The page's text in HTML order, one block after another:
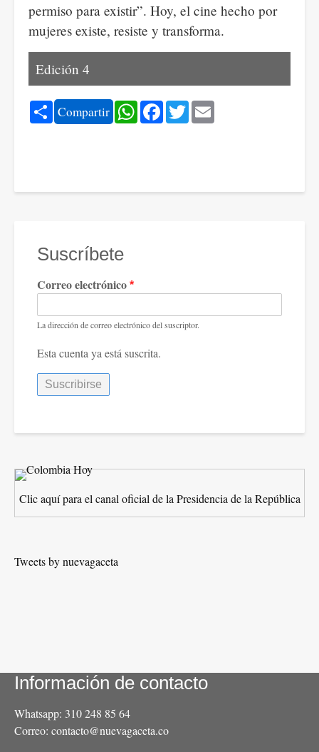
permiso para existir”. Hoy, el cine hecho por
mujeres existe, resiste y transforma.
Edición 4
Share
Compartir WhatsApp
Facebook
Twitter
Suscríbete
Correo electrónico
La dirección de correo electrónico del suscriptor.
Esta cuenta ya está suscrita.
Clic aquí para el canal oficial de la Presidencia de la República
Tweets by nuevagaceta
Información de contacto
Whatsapp: 310 248 85 64
Correo: contacto@nuevagaceta.co